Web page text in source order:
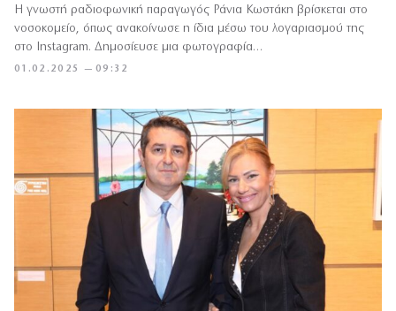
01.02.2025 — 09:32
Η γνωστή ραδιοφωνική παραγωγός Ράνια Κωστάκη βρίσκεται στο
νοσοκομείο, όπως ανακοίνωσε η ίδια μέσω του λογαριασμού της
στο Instagram. Δημοσίευσε μια φωτογραφία…